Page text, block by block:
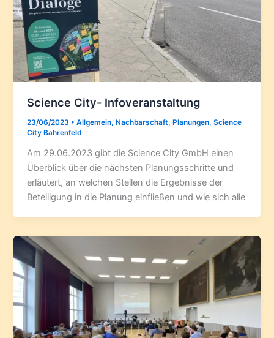
Science City- Infoveranstaltung
23/06/2023 •Allgemein,Nachbarschaft,Planungen,Science
City Bahrenfeld
Am 29.06.2023 gibt die Science City GmbH einen
Überblick über die nächsten Planungsschritte und
erläutert, an welchen Stellen die Ergebnisse der
Beteiligung in die Planung einfließen und wie sich alle